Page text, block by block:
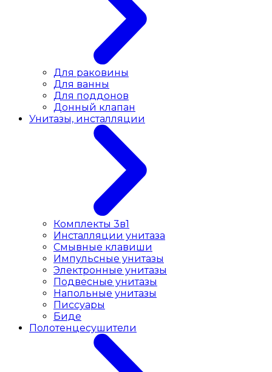
Для раковины
Для ванны
Для поддонов
Донный клапан
Унитазы, инсталляции
Комплекты 3в1
Инсталляции унитаза
Смывные клавиши
Импульсные унитазы
Электронные унитазы
Подвесные унитазы
Напольные унитазы
Писсуары
Биде
Полотенцесушители